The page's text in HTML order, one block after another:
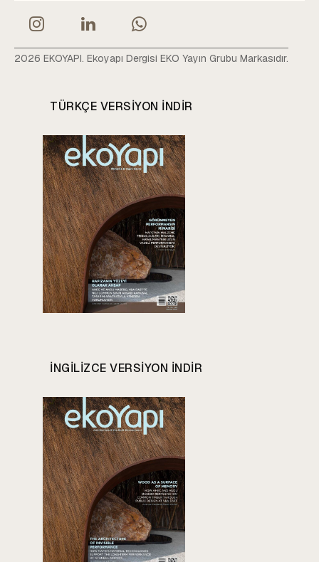
2026 EKOYAPI. Ekoyapı Dergisi EKO Yayın Grubu Markasıdır.
TÜRKÇE VERSIYON INDIR
INGILIZCE VERSIYON INDIR